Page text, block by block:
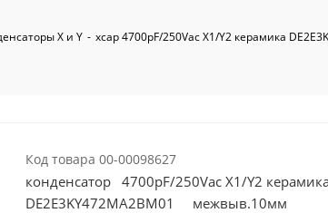
X и Y - xcap 4700pF/250Vac X1/Y2 керамика
Код товара 00-00098627
конденсатор 4700pF/250Vac X1/Y2
DE2E3KY472MA2BM01 межвыв.10мм